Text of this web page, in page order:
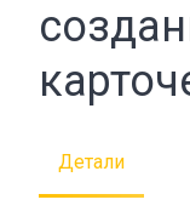
Детали